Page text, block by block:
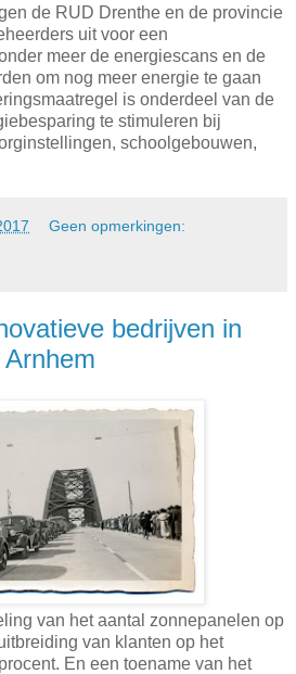
de RUD Drenthe en de provincie
uit voor een
meer de energiescans en de
om nog meer energie te gaan
is onderdeel van de
te stimuleren bij
schoolgebouwen,
Geen opmerkingen:
bedrijven in
van het aantal zonnepanelen op
van klanten op het
En een toename van het